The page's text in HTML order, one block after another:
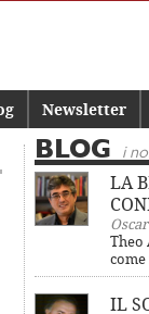
Newsletter
BLOG i
LA
Theo
IL